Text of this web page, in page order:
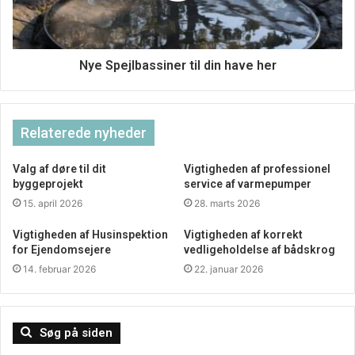
Nye Spejlbassiner til din have her
Relaterede nyheder
Valg af døre til dit
byggeprojekt
15. april 2026
Vigtigheden af professionel
service af varmepumper
28. marts 2026
Vigtigheden af Husinspektion
for Ejendomsejere
14. februar 2026
Vigtigheden af korrekt
vedligeholdelse af bådskrog
22. januar 2026
Søg på siden